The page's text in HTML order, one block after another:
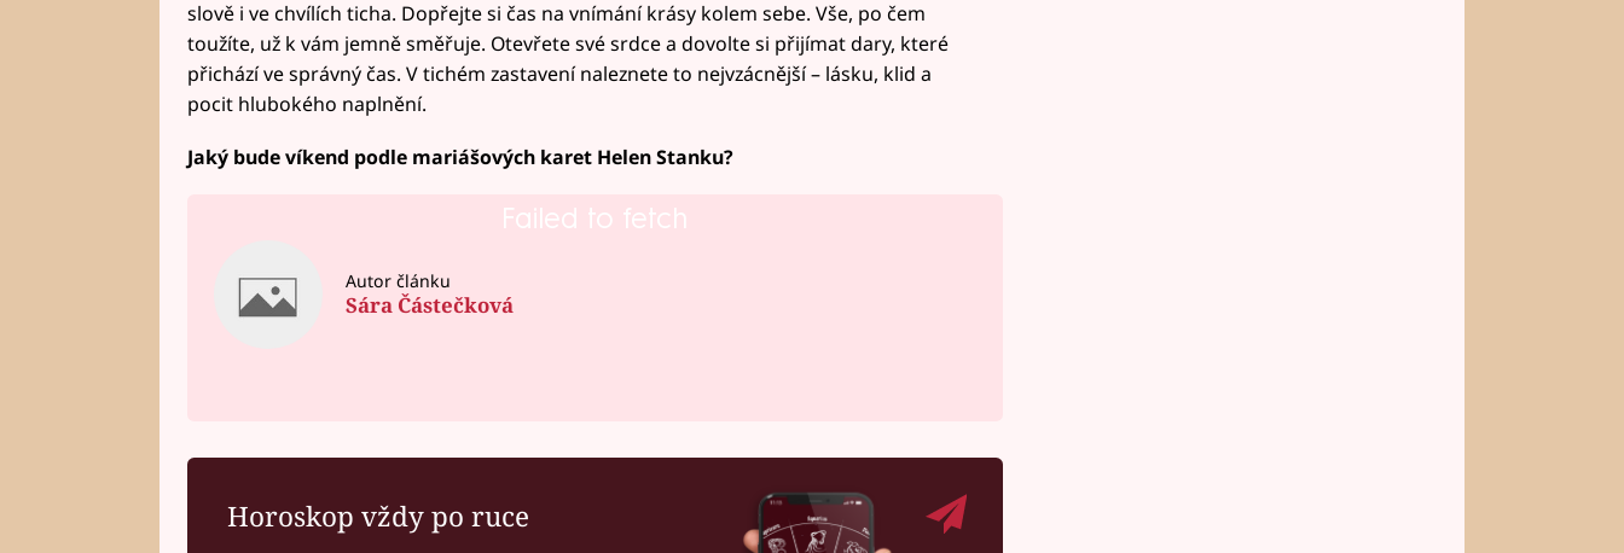
slově i ve chvílích ticha. Dopřejte si čas na vnímání krásy kolem sebe. Vše, po čem
toužíte, už k vám jemně směřuje. Otevřete své srdce a dovolte si přijímat dary, které
přichází ve správný čas. V tichém zastavení naleznete to nejvzácnější – lásku, klid a
pocit hlubokého naplnění.
Jaký bude víkend podle mariášových karet Helen Stanku?
Failed to fetch
Autor článku
Sára Částečková
Horoskop vždy po ruce